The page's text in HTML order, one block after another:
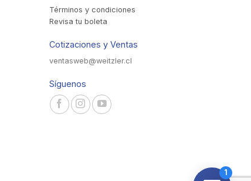
Términos y condiciones
Revisa tu boleta
Cotizaciones y Ventas
ventasweb@weitzler.cl
Síguenos